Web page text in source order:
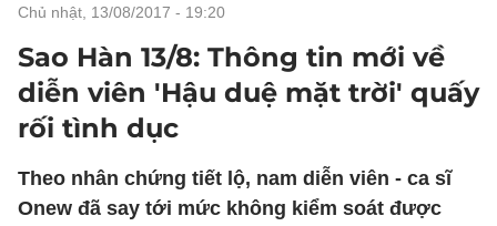
chủ nhật, 13/08/2017 - 19:20
Sao Hàn 13/8: Thông tin mới về
diễn viên 'Hậu duệ mặt trời' quấy
rối tình dục
Theo nhân chứng tiết lộ, nam diễn viên - ca sĩ
Onew đã say tới mức không kiểm soát được